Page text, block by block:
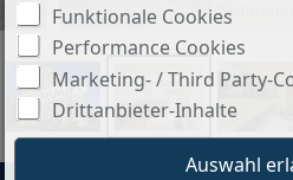
Funktionale Cookies
Performance Cookies
Marketing- / Third Party-
Drittanbieter-Inhalte